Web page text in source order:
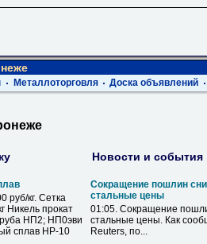
Металлоторговля Доска объявлений
руб/кг. Сетка
Никель прокат
НП2; НП0эви
сплав НР-10
Новости и события
Сокращение пошлин
стальные цены
01:05. Сокращение
стальные цены. Как
Reuters, по...